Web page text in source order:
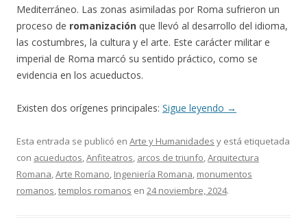
Mediterráneo. Las zonas asimiladas por Roma sufrieron un
proceso de romanización que llevó al desarrollo del idioma,
las costumbres, la cultura y el arte. Este carácter militar e
imperial de Roma marcó su sentido práctico, como se
evidencia en los acueductos.
Existen dos orígenes principales: Sigue leyendo →
Esta entrada se publicó en Arte y Humanidades y está etiquetada
con acueductos,Anfiteatros, arcos de triunfo,Arquitectura
Romana,Arte Romano, Ingeniería Romana, monumentos
romanos,templos romanos en 24 noviembre, 2024.